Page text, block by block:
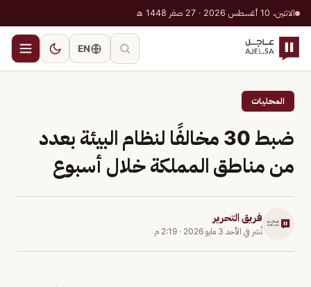
الاثنين، 10 أغسطس 2026 · 27 صفر 1448 هـ
EN
المحليات
ضبط 30 مخالفًا لنظام البيئة بعدد
من مناطق المملكة خلال أسبوع
فريق التحرير
نُشر في الأحد 3 مايو 2026 · 2:19 م